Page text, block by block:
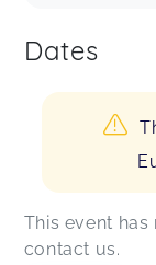
Dates
This event
contact us.